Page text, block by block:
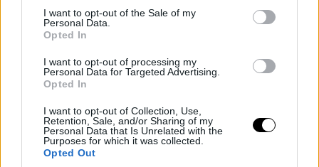
consent section.
I want to opt-out of the Sale of my
Personal Data.
Opted In
I want to opt-out of processing my
Personal Data for Targeted Advertising.
Opted In
I want to opt-out of Collection, Use,
Retention, Sale, and/or Sharing of my
Personal Data that Is Unrelated with the
Purposes for which it was collected.
Opted Out